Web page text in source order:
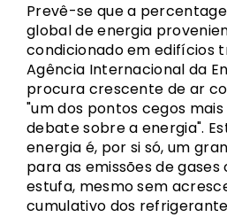
Prevê-se que a
global de energia
condicionado em edifícios
Agência Internacional da
procura crescente de ar
"um dos pontos cegos
debate sobre a energia".
energia é, por si só, um
para as emissões de
estufa, mesmo sem
cumulativo dos